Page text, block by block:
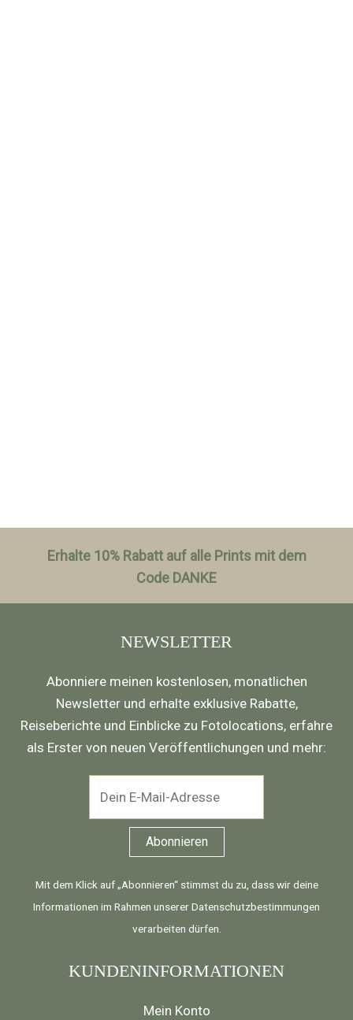
Erhalte 10% Rabatt auf alle Prints mit dem
Code DANKE
NEWSLETTER
Abonniere meinen kostenlosen, monatlichen
Newsletter und erhalte exklusive Rabatte,
Reiseberichte und Einblicke zu Fotolocations, erfahre
als Erster von neuen Veröffentlichungen und mehr:
Mit dem Klick auf „Abonnieren“ stimmst du zu, dass wir deine
Informationen im Rahmen unsererDatenschutzbestimmungen
verarbeiten dürfen.
KUNDENINFORMATIONEN
Mein Konto